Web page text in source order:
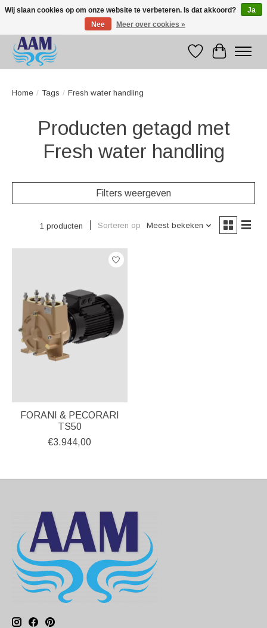
Competitive prices fast international delivery
Verlanglijst
Home / Tags / Fresh water handling
Producten getagd met
Fresh water handling
Filters weergeven
1 producten Sorteren op Meest bekeken
FORANI & PECORARI
TS50
€3.944,00
Wij slaan cookies op om onze website te verbeteren. Is dat akkoord?
Ja
Nee
Meer over cookies »